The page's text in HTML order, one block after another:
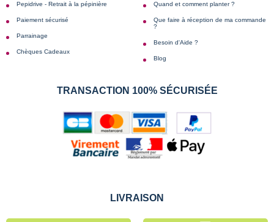
Pepidrive - Retrait à la pépinière
Paiement sécurisé
Parrainage
Chèques Cadeaux
Quand et comment planter ?
Que faire à réception de ma commande
?
Besoin d'Aide ?
Blog
TRANSACTION 100% SÉCURISÉE
LIVRAISON